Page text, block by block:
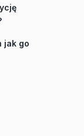
jak go